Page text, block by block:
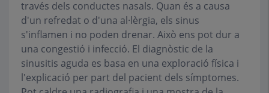
través dels conductes nasals. Quan és a causa
d'un refredat o d'una al·lèrgia, els sinus
s'inflamen i no poden drenar. Això ens pot dur a
una congestió i infecció. El diagnòstic de la
sinusitis aguda es basa en una exploració física i
l'explicació per part del pacient dels símptomes.